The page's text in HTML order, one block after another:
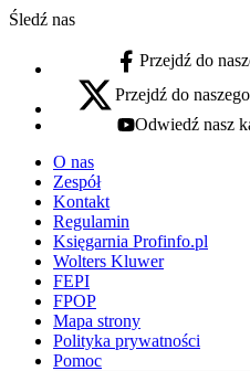
Śledź nas
facebook - otwiera się w
Przejdź do
x - otwiera się w nowej karcie
Przejdź do
youtube - otwiera się w
Odwiedź nasz
O nas
Zespół
Kontakt
Regulamin
Księgarnia Profinfo.pl
Wolters Kluwer
FEPI
FPOP
Mapa strony
Polityka prywatności
Pomoc